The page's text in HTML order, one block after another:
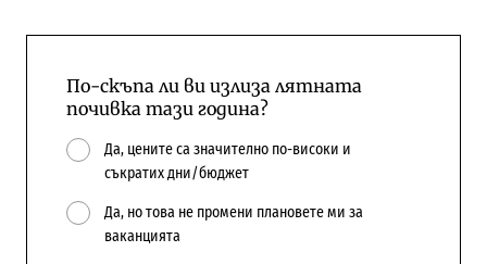
По-скъпа ли ви излиза лятната
почивка тази година?
Да, цените са значително по-високи и
съкратих дни/бюджет
Да, но това не промени плановете ми за
ваканцията